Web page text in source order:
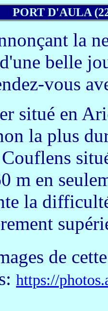
PORT D'AULA
la
belle
vous
en
la plus
m en
la
de
https://